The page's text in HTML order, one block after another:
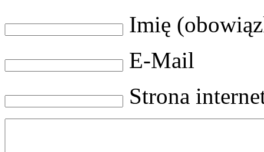
Imię
E-Mail
Strona